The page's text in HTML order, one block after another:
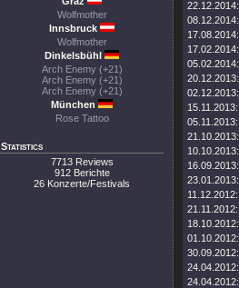
Wolfmother
Innsbruck
Wolfmother
Dinkelsbühl
Arch Enemy (+21)
Arch Enemy (+21)
Arch Enemy (+21)
München
Rose Tattoo
Statistics
7713 Reviews
912 Berichte
26 Konzerte/Festivals
22.12.2014:
08.12.2014:
17.08.2014:
17.02.2014:
05.02.2014:
20.12.2013:
02.12.2013:
15.11.2013:
05.11.2013:
21.10.2013:
10.10.2013:
16.09.2013:
23.01.2013:
11.12.2012:
21.11.2012:
18.10.2012:
01.10.2012:
30.09.2012:
24.04.2012:
24.04.2012: